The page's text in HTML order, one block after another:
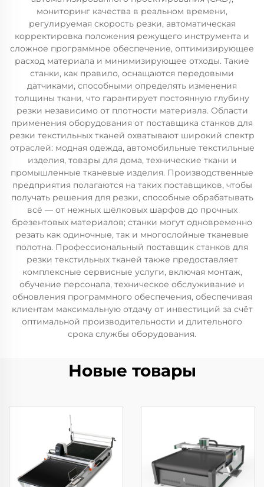
мониторинг качества в реальном времени,
регулируемая скорость резки, автоматическая
корректировка положения режущего инструмента и
сложное программное обеспечение, оптимизирующее
расход материала и минимизирующее отходы. Такие
станки, как правило, оснащаются передовыми
датчиками, способными определять изменения
толщины ткани, что гарантирует постоянную глубину
резки независимо от плотности материала. Области
применения оборудования от поставщика станков для
резки текстильных тканей охватывают широкий спектр
отраслей: модная одежда, автомобильные текстильные
изделия, товары для дома, технические ткани и
промышленные тканевые изделия. Производственные
предприятия полагаются на таких поставщиков, чтобы
получать решения для резки, способные обрабатывать
всё — от нежных шёлковых шарфов до прочных
брезентовых материалов; станки могут одновременно
резать как одиночные, так и многослойные тканевые
полотна. Профессиональный поставщик станков для
резки текстильных тканей также предоставляет
комплексные сервисные услуги, включая монтаж,
обучение персонала, техническое обслуживание и
обновления программного обеспечения, обеспечивая
клиентам максимальную отдачу от инвестиций за счёт
оптимальной производительности и длительного
срока службы оборудования.
Новые товары